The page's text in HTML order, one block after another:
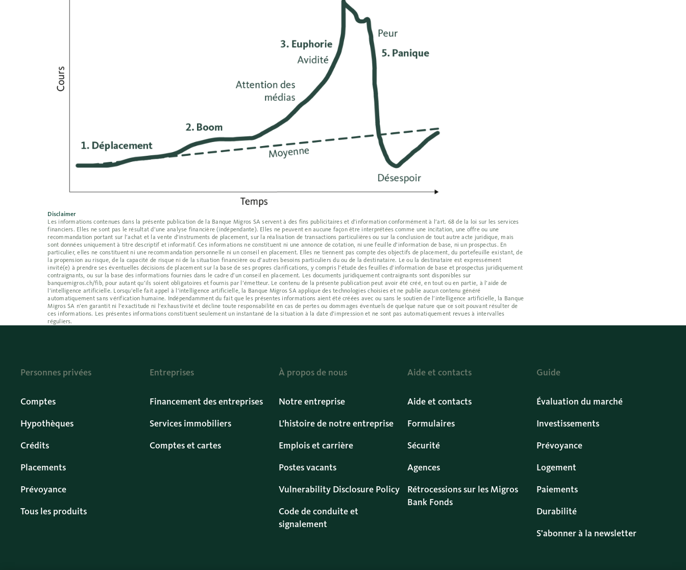
Disclaimer
Les informations contenues dans la présente publication de la Banque Migros SA servent à des fins publicitaires et d’information conformément à l’art. 68 de la loi sur les services
financiers. Elles ne sont pas le résultat d’une analyse financière (indépendante). Elles ne peuvent en aucune façon être interprétées comme une incitation, une offre ou une
recommandation portant sur l’achat et la vente d’instruments de placement, sur la réalisation de transactions particulières ou sur la conclusion de tout autre acte juridique, mais
sont données uniquement à titre descriptif et informatif. Ces informations ne constituent ni une annonce de cotation, ni une feuille d’information de base, ni un prospectus. En
particulier, elles ne constituent ni une recommandation personnelle ni un conseil en placement. Elles ne tiennent pas compte des objectifs de placement, du portefeuille existant, de
la propension au risque, de la capacité de risque ni de la situation financière ou d’autres besoins particuliers du ou de la destinataire. Le ou la destinataire est expressément
invité(e) à prendre ses éventuelles décisions de placement sur la base de ses propres clarifications, y compris l’étude des feuilles d’information de base et prospectus juridiquement
contraignants, ou sur la base des informations fournies dans le cadre d’un conseil en placement. Les documents juridiquement contraignants sont disponibles sur
banquemigros.ch/fib, pour autant qu’ils soient obligatoires et fournis par l’émetteur. Le contenu de la présente publication peut avoir été créé, en tout ou en partie, à l’aide de
l’intelligence artificielle. Lorsqu’elle fait appel à l’intelligence artificielle, la Banque Migros SA applique des technologies choisies et ne publie aucun contenu généré
automatiquement sans vérification humaine. Indépendamment du fait que les présentes informations aient été créées avec ou sans le soutien de l’intelligence artificielle, la Banque
Migros SA n’en garantit ni l’exactitude ni l’exhaustivité et décline toute responsabilité en cas de pertes ou dommages éventuels de quelque nature que ce soit pouvant résulter de
ces informations. Les présentes informations constituent seulement un instantané de la situation à la date d’impression et ne sont pas automatiquement revues à intervalles
réguliers.
Personnes privées
Comptes
Hypothèques
Crédits
Placements
Prévoyance
Tous les produits
Entreprises
Financement des entreprises
Services immobiliers
Comptes et cartes
À propos de nous
Notre entreprise
L’histoire de notre entreprise
Emplois et carrière
Postes vacants
Vulnerability Disclosure Policy
Code de conduite et
signalement
Aide et contacts
Aide et contacts
Formulaires
Sécurité
Agences
Rétrocessions sur les Migros
Bank Fonds
Guide
Évaluation du marché
Investissements
Prévoyance
Logement
Paiements
Durabilité
S'abonner à la newsletter